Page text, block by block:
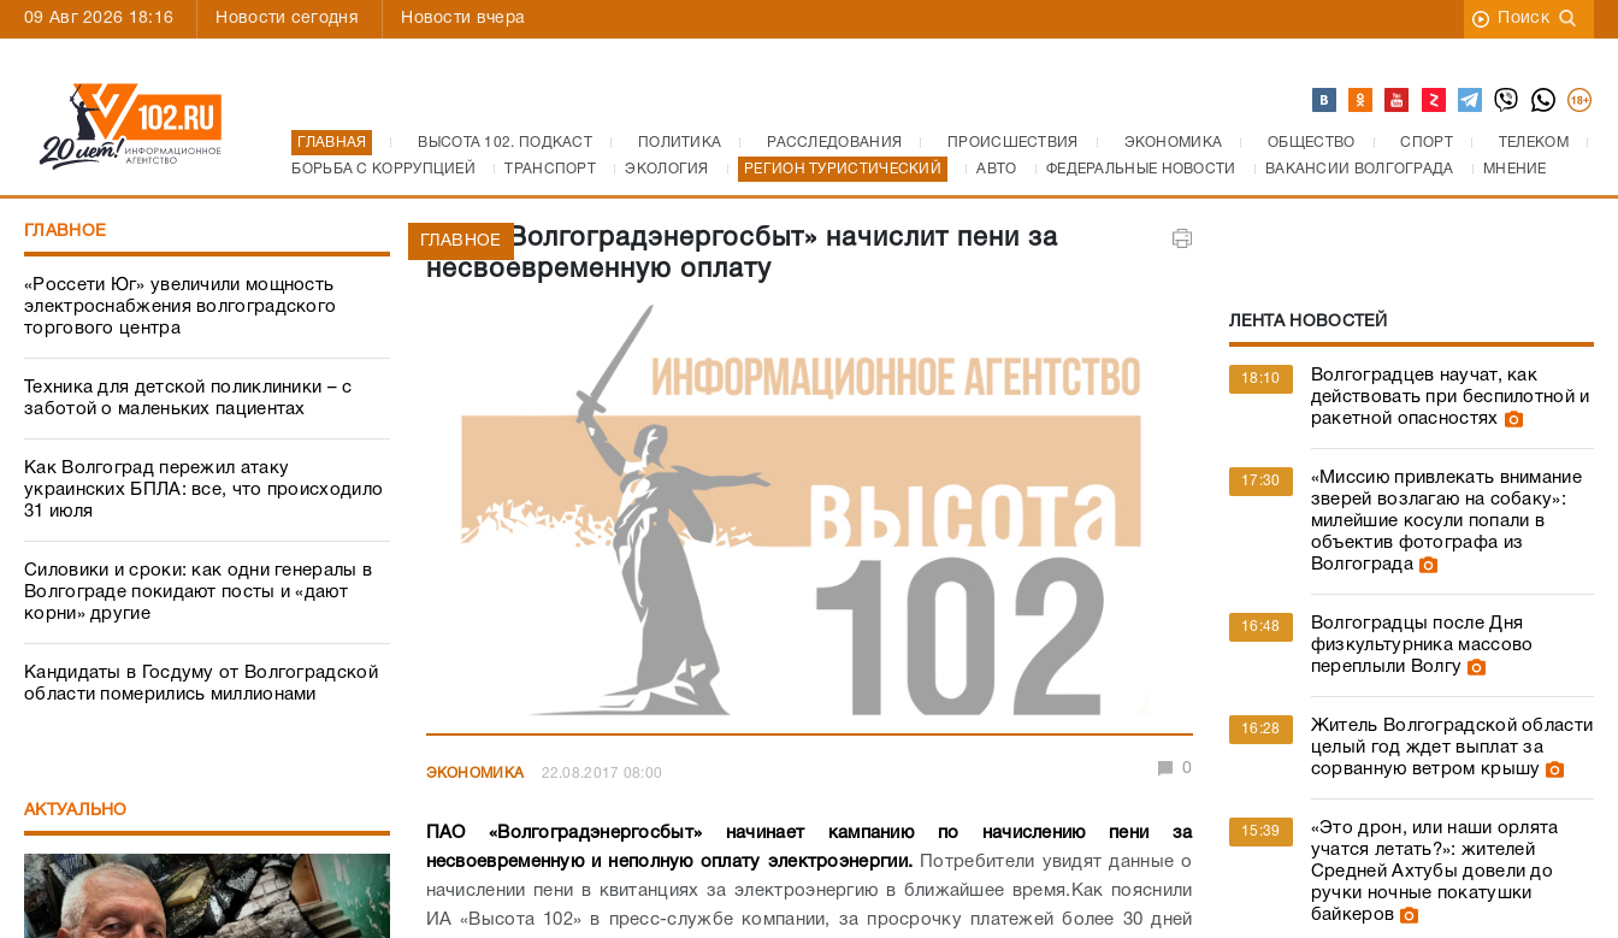
09 Авг 2026 18:16 Новости сегодня Новости вчера Поиск
ГЛАВНАЯ ВЫСОТА 102. ПОДКАСТ ПОЛИТИКА РАССЛЕДОВАНИЯ ПРОИСШЕСТВИЯ ЭКОНОМИКА ОБЩЕСТВО СПОРТ
ТЕЛЕКОМ
БОРЬБА С КОРРУПЦИЕЙ
ТРАНСПОРТ ЭКОЛОГИЯ РЕГИОН ТУРИСТИЧЕСКИЙ АВТО ФЕДЕРАЛЬНЫЕ НОВОСТИ ВАКАНСИИ ВОЛГОГРАДА МНЕНИЕ
ГЛАВНОЕ
«Россети Юг» увеличили мощность
электроснабжения волгоградского
торгового центра
Техника для детской поликлиники – с
заботой о маленьких пациентах
Как Волгоград пережил атаку
украинских БПЛА: все, что происходило
31 июля
Силовики и сроки: как одни генералы в
Волгограде покидают посты и «дают
корни» другие
Кандидаты в Госдуму от Волгоградской
области померились миллионами
АКТУАЛЬНО
ПАО «Волгоградэнергосбыт» начислит пени за
несвоевременную оплату
ГЛАВНОЕ
ЭКОНОМИКА 22.08.2017 08:00 0
ПАО «Волгоградэнергосбыт» начинает кампанию по начислению пени за
несвоевременную и неполную оплату электроэнергии.
Потребители увидят данные о
начислении пени в квитанциях за электроэнергию в ближайшее время.Как пояснили
ИА «Высота 102» в пресс-службе компании, за просрочку платежей более 30 дней
ЛЕНТА НОВОСТЕЙ
18:10
Волгоградцев научат, как
действовать при беспилотной и
ракетной опасностях
17:30
«Миссию привлекать внимание
зверей возлагаю на собаку»:
милейшие косули попали в
объектив фотографа из
Волгограда
16:48
Волгоградцы после Дня
физкультурника массово
переплыли Волгу
16:28
Житель Волгоградской области
целый год ждет выплат за
сорванную ветром крышу
15:39
«Это дрон, или наши орлята
учатся летать?»: жителей
Средней Ахтубы довели до
ручки ночные покатушки
байкеров